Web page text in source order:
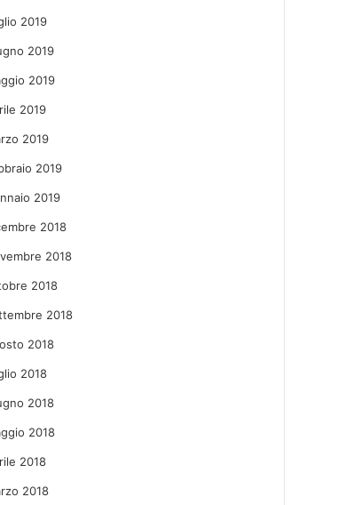
2019
2019
2019
2019
2019
2019
2019
2018
2018
2018
2018
2018
2018
2018
2018
2018
2018